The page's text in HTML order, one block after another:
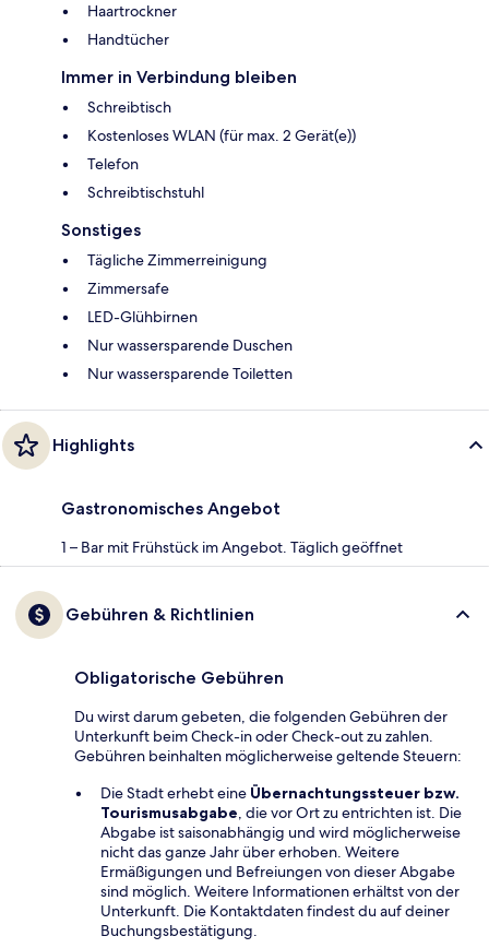
Haartrockner
Handtücher
Immer in Verbindung bleiben
Schreibtisch
Kostenloses WLAN (für max. 2 Gerät(e))
Telefon
Schreibtischstuhl
Sonstiges
Tägliche Zimmerreinigung
Zimmersafe
LED-Glühbirnen
Nur wassersparende Duschen
Nur wassersparende Toiletten
Highlights
Gastronomisches Angebot
1 – Bar mit Frühstück im Angebot. Täglich geöffnet
Gebühren & Richtlinien
Obligatorische Gebühren
Du wirst darum gebeten, die folgenden Gebühren der
Unterkunft beim Check-in oder Check-out zu zahlen.
Gebühren beinhalten möglicherweise geltende Steuern:
Die Stadt erhebt eine Übernachtungssteuer bzw.
Tourismusabgabe, die vor Ort zu entrichten ist. Die
Abgabe ist saisonabhängig und wird möglicherweise
nicht das ganze Jahr über erhoben. Weitere
Ermäßigungen und Befreiungen von dieser Abgabe
sind möglich. Weitere Informationen erhältst von der
Unterkunft. Die Kontaktdaten findest du auf deiner
Buchungsbestätigung.